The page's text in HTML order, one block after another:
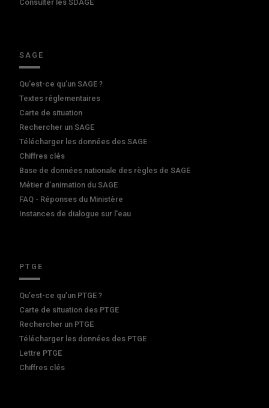
Consulter les SDAGE
SAGE
Qu'est-ce qu'un SAGE ?
Textes réglementaires
Carte de situation
Rechercher un SAGE
Télécharger les données des SAGE
Chiffres clés
Base de données nationale des règles de SAGE
Métier d'animation du SAGE
FAQ - Réponses du Ministère
Instances de dialogue sur l'eau
PTGE
Qu’est-ce qu’un PTGE ?
Carte de situation des PTGE
Rechercher un PTGE
Télécharger les données des PTGE
Lettre PTGE
Chiffres clés